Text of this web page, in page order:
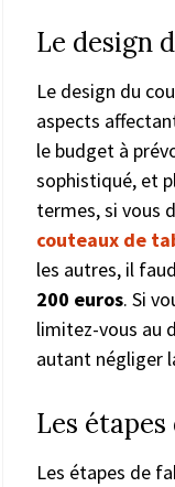
Le design
Le design du
aspects
le budget à
sophistiqué, et
termes, si vous
couteaux de
les autres, il
200 euros. Si
limitez-vous au
autant négliger
Les
Les étapes de